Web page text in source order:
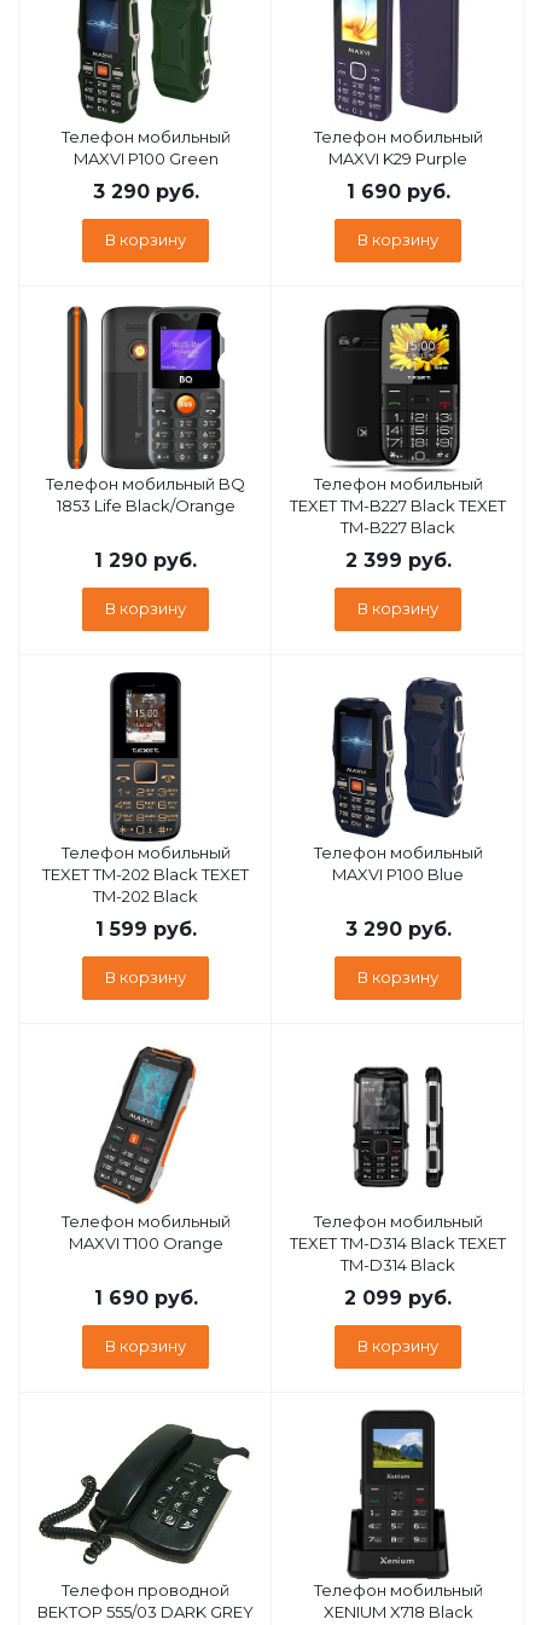
Телефон мобильный
MAXVI P100 Green
3 290руб.
В корзину
Телефон мобильный
MAXVI K29 Purple
1 690руб.
В корзину
Телефон мобильный BQ
1853 Life Black/Orange
1 290 руб.
В корзину
Телефон мобильный
TEXET TM-B227 Black TEXET
TM-B227 Black
2 399 руб.
В корзину
Телефон мобильный
TEXET TM-202 Black TEXET
TM-202 Black
1 599 руб.
В корзину
Телефон мобильный
MAXVI P100 Blue
3 290руб.
В корзину
Телефон мобильный
MAXVI T100 Orange
1 690руб.
В корзину
Телефон мобильный
TEXET TM-D314 Black TEXET
TM-D314 Black
2 099 руб.
В корзину
Телефон проводной
ВЕКТОР 555/03 DARK GREY
Телефон мобильный
XENIUM X718 Black